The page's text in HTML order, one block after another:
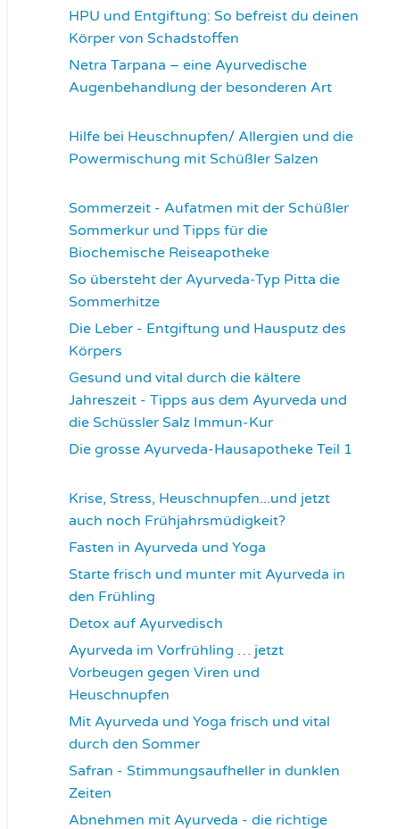
HPU und Entgiftung: So befreist du deinen
Körper von Schadstoffen
Netra Tarpana – eine Ayurvedische
Augenbehandlung der besonderen Art
Hilfe bei Heuschnupfen/ Allergien und die
Powermischung mit Schüßler Salzen
Sommerzeit - Aufatmen mit der Schüßler
Sommerkur und Tipps für die
Biochemische Reiseapotheke
So übersteht der Ayurveda-Typ Pitta die
Sommerhitze
Die Leber - Entgiftung und Hausputz des
Körpers
Gesund und vital durch die kältere
Jahreszeit - Tipps aus dem Ayurveda und
die Schüssler Salz Immun-Kur
Die grosse Ayurveda-Hausapotheke Teil 1
Krise, Stress, Heuschnupfen...und jetzt
auch noch Frühjahrsmüdigkeit?
Fasten in Ayurveda und Yoga
Starte frisch und munter mit Ayurveda in
den Frühling
Detox auf Ayurvedisch
Ayurveda im Vorfrühling … jetzt
Vorbeugen gegen Viren und
Heuschnupfen
Mit Ayurveda und Yoga frisch und vital
durch den Sommer
Safran - Stimmungsaufheller in dunklen
Zeiten
Abnehmen mit Ayurveda - die richtige